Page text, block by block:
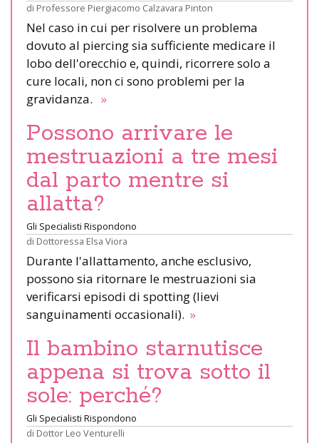
di Professore Piergiacomo Calzavara Pinton
Nel caso in cui per risolvere un problema
dovuto al piercing sia sufficiente medicare il
lobo dell'orecchio e, quindi, ricorrere solo a
cure locali, non ci sono problemi per la
gravidanza. »
Possono arrivare le
mestruazioni a tre mesi
dal parto mentre si
allatta?
Gli Specialisti Rispondono
di Dottoressa Elsa Viora
Durante l'allattamento, anche esclusivo,
possono sia ritornare le mestruazioni sia
verificarsi episodi di spotting (lievi
sanguinamenti occasionali). »
Il bambino starnutisce
appena si trova sotto il
sole: perché?
Gli Specialisti Rispondono
di Dottor Leo Venturelli